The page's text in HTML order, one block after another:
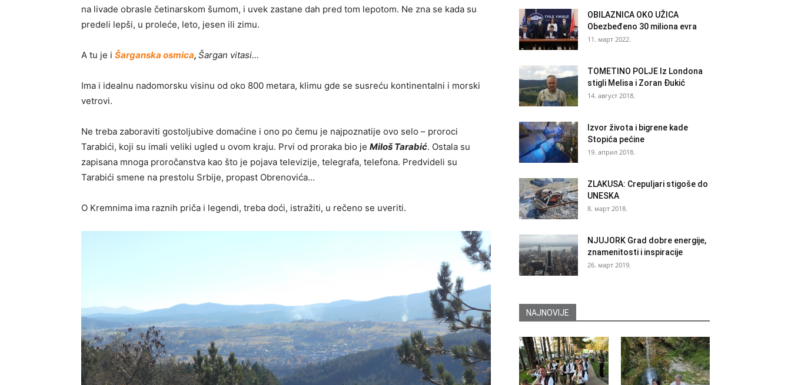
na livade obrasle četinarskom šumom, i uvek zastane dah pred tom lepotom. Ne zna se kada su
predeli lepši, u proleće, leto, jesen ili zimu.
A tu je i Šarganska osmica, Šargan vitasi…
Ima i idealnu nadomorsku visinu od oko 800 metara, klimu gde se susreću kontinentalni i morski
vetrovi.
Ne treba zaboraviti gostoljubive domaćine i ono po čemu je najpoznatije ovo selo – proroci
Tarabići, koji su imali veliki ugled u ovom kraju. Prvi od proraka bio je Miloš Tarabić. Ostala su
zapisana mnoga proročanstva kao što je pojava televizije, telegrafa, telefona. Predvideli su
Tarabići smene na prestolu Srbije, propast Obrenovića…
O Kremnima ima raznih priča i legendi, treba doći, istražiti, u rečeno se uveriti.
OBILAZNICA OKO UŽICA
Obezbeđeno 30 miliona evra
11. март 2022.
TOMETINO POLJE Iz Londona
stigli Melisa i Zoran Đukić
14. август 2018.
Izvor života i bigrene kade
Stopića pećine
19. април 2018.
ZLAKUSA: Crepuljari stigoše do
UNESKA
8. март 2018.
NJUJORK Grad dobre energije,
znamenitosti i inspiracije
26. март 2019.
NAJNOVIJE